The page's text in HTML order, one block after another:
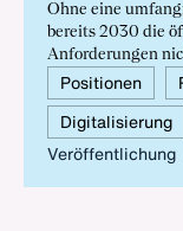
Ohne eine
bereits 2030 die
Anforderungen
entschlossen
Leitbild für die
sieben Schritte,
Positionen
Digitalisierung
Veröffentlichung